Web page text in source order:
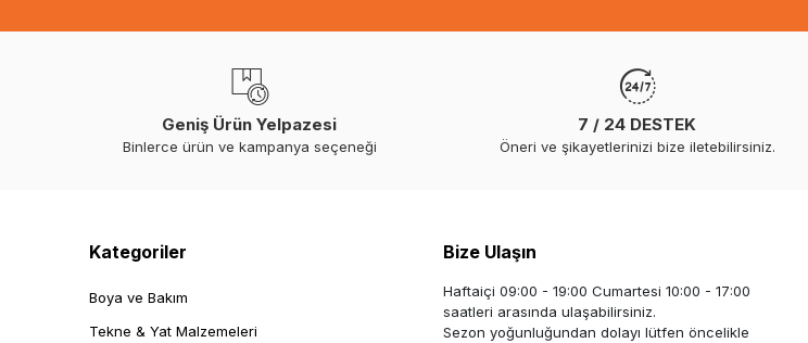
Geniş Ürün Yelpazesi
Binlerce ürün ve kampanya seçeneği
7 / 24 DESTEK
Öneri ve şikayetlerinizi bize iletebilirsiniz.
Kategoriler
Boya ve Bakım
Tekne & Yat Malzemeleri
Bize Ulaşın
Haftaiçi 09:00 - 19:00 Cumartesi 10:00 - 17:00
saatleri arasında ulaşabilirsiniz.
Sezon yoğunluğundan dolayı lütfen öncelikle